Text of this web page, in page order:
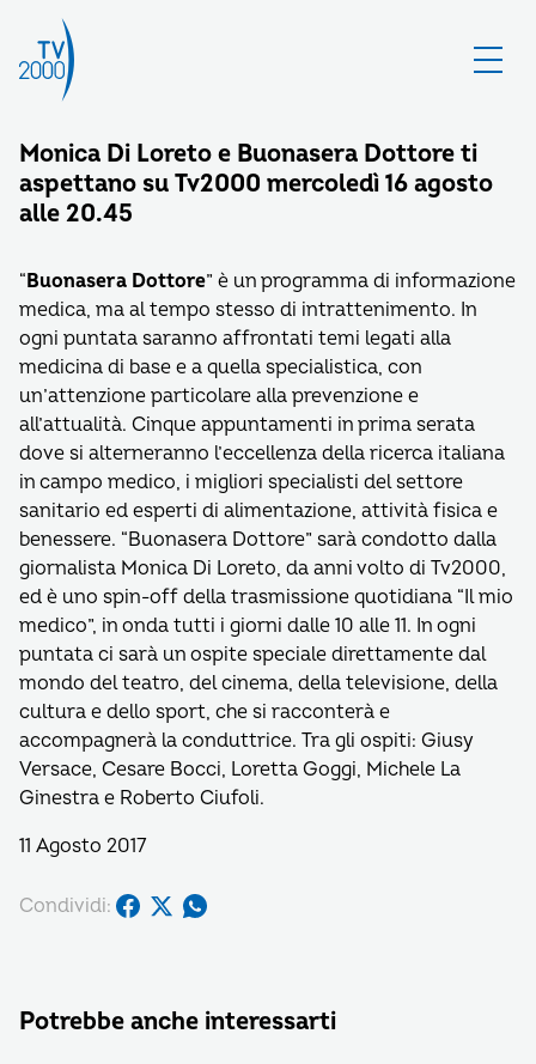
Monica Di Loreto e Buonasera Dottore ti
aspettano su Tv2000 mercoledì 16 agosto
alle 20.45
“Buonasera Dottore” è un programma di informazione
medica, ma al tempo stesso di intrattenimento. In
ogni puntata saranno affrontati temi legati alla
medicina di base e a quella specialistica, con
un’attenzione particolare alla prevenzione e
all’attualità. Cinque appuntamenti in prima serata
dove si alterneranno l’eccellenza della ricerca italiana
in campo medico, i migliori specialisti del settore
sanitario ed esperti di alimentazione, attività fisica e
benessere. “Buonasera Dottore” sarà condotto dalla
giornalista Monica Di Loreto, da anni volto di Tv2000,
ed è uno spin-off della trasmissione quotidiana “Il mio
medico”, in onda tutti i giorni dalle 10 alle 11. In ogni
puntata ci sarà un ospite speciale direttamente dal
mondo del teatro, del cinema, della televisione, della
cultura e dello sport, che si racconterà e
accompagnerà la conduttrice. Tra gli ospiti: Giusy
Versace, Cesare Bocci, Loretta Goggi, Michele La
Ginestra e Roberto Ciufoli.
11 Agosto 2017
Condividi:
Potrebbe anche interessarti